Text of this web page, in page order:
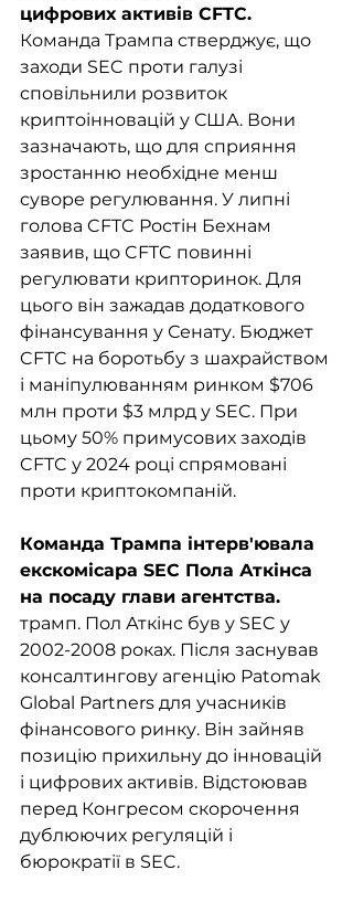
цифрових активів CFTC.
Команда Трампа стверджує, що
заходи SEC проти галузі
сповільнили розвиток
криптоінновацій у США. Вони
зазначають, що для сприяння
зростанню необхідне менш
суворе регулювання. У липні
голова CFTC Ростін Бехнам
заявив, що CFTC повинні
регулювати крипторинок. Для
цього він зажадав додаткового
фінансування у Сенату. Бюджет
CFTC на боротьбу з шахрайством
і маніпулюванням ринком $706
млн проти $3 млрд у SEC. При
цьому 50% примусових заходів
CFTC у 2024 році спрямовані
проти криптокомпаній.
Команда Трампа інтерв'ювала
екскомісара SEC Пола Аткінса
на посаду глави агентства.
трамп. Пол Аткінс був у SEC у
2002-2008 роках. Після заснував
консалтингову агенцію Patomak
Global Partners для учасників
фінансового ринку. Він зайняв
позицію прихильну до інновацій
і цифрових активів. Відстоював
перед Конгресом скорочення
дублюючих регуляцій і
бюрократії в SEC.